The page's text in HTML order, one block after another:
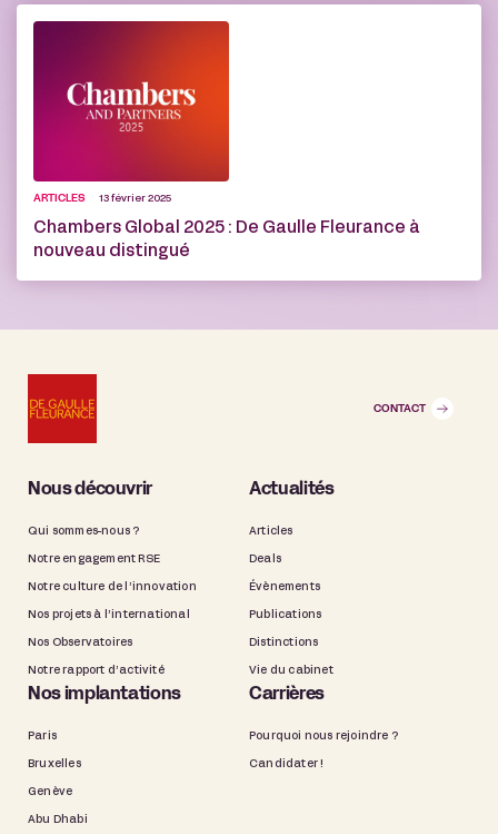
ARTICLES 13 février 2025
Chambers Global 2025 : De Gaulle Fleurance à
nouveau distingué
CONTACT
Nous découvrir
Qui sommes-nous ?
Notre engagement RSE
Notre culture de l’innovation
Nos projets à l’international
Nos Observatoires
Notre rapport d’activité
Actualités
Articles
Deals
Évènements
Publications
Distinctions
Vie du cabinet
Nos implantations
Paris
Bruxelles
Genève
Abu Dhabi
Carrières
Pourquoi nous rejoindre ?
Candidater !